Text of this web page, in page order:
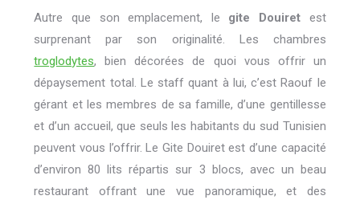
Autre que son emplacement, le gite Douiret est
surprenant par son originalité. Les chambres
troglodytes, bien décorées de quoi vous offrir un
dépaysement total. Le staff quant à lui, c’est Raouf le
gérant et les membres de sa famille, d’une gentillesse
et d’un accueil, que seuls les habitants du sud Tunisien
peuvent vous l’offrir. Le Gite Douiret est d’une capacité
d’environ 80 lits répartis sur 3 blocs, avec un beau
restaurant offrant une vue panoramique, et des